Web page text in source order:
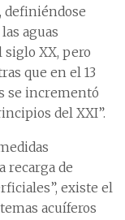
definiéndose
aguas
XX, pero
que en el 13
se incrementó
del XXI”.
recarga de
existe el
acuíferos